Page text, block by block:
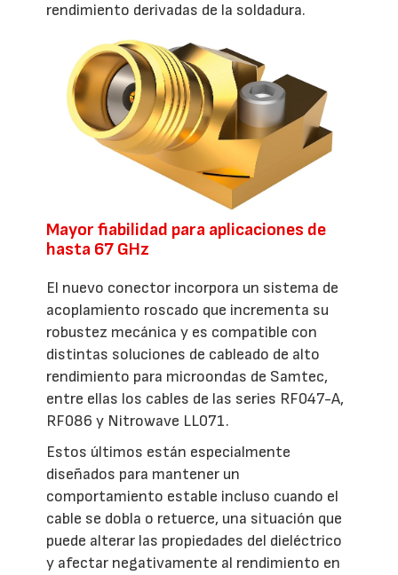
rendimiento derivadas de la soldadura.
Mayor fiabilidad para aplicaciones de
hasta 67 GHz
El nuevo conector incorpora un sistema de
acoplamiento roscado que incrementa su
robustez mecánica y es compatible con
distintas soluciones de cableado de alto
rendimiento para microondas de Samtec,
entre ellas los cables de las series RF047-A,
RF086 y Nitrowave LL071.
Estos últimos están especialmente
diseñados para mantener un
comportamiento estable incluso cuando el
cable se dobla o retuerce, una situación que
puede alterar las propiedades del dieléctrico
y afectar negativamente al rendimiento en